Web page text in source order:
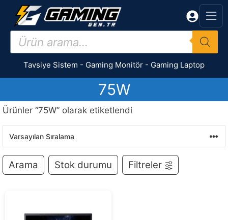
İçeriğe
Products
search
Tavsiye Sistem - Gaming Monitör - Gaming Laptop
75W
Ürünler “75W” olarak etiketlendi
Arama Stok durumu Filtreler